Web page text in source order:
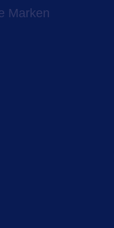
Marken